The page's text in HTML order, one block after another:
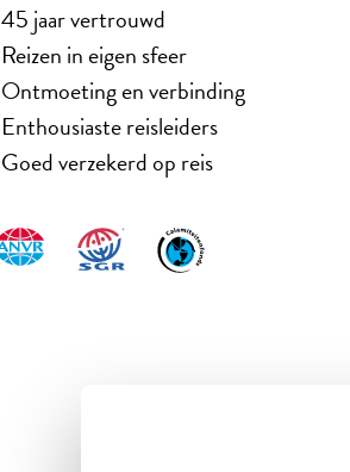
45 jaar vertrouwd
Reizen in eigen sfeer
Ontmoeting en verbinding
Enthousiaste reisleiders
Goed verzekerd op reis